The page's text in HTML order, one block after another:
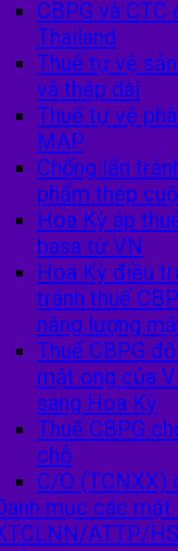
CBPG và
Thailand
Thuế tự vệ
và thép dài
Thuế tự vệ
MAP
Chống lẩn
phẩm thép
Hoa Kỳ áp
basa từ VN
Hoa Kỳ điều
tránh thuế
năng lượng
Thuế CBPG
mật ong của
sang Hoa Kỳ
Thuế CBPG
chỗ
C/O (TCNXX)
mục các mặt
ATTP/